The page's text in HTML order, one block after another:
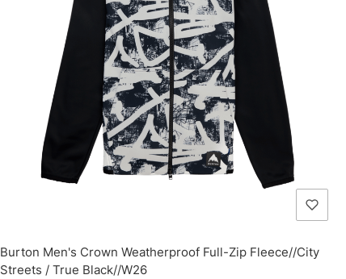
Burton Men's Crown Weatherproof Full-Zip Fleece//City
Streets / True Black//W26